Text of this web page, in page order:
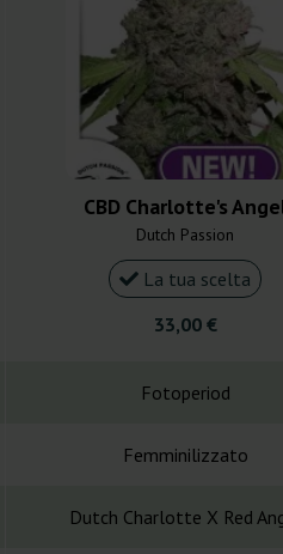
CBD Charlotte's
Dutch Passion
La tua scelta
33,00 €
Fotoperiod
Femminilizzato
Dutch Charlotte X Red